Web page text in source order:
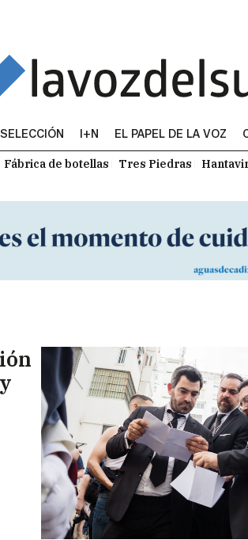
SELECCIÓN I+N EL PAPEL DE LA VOZ
Fábrica de botellas Tres Piedras